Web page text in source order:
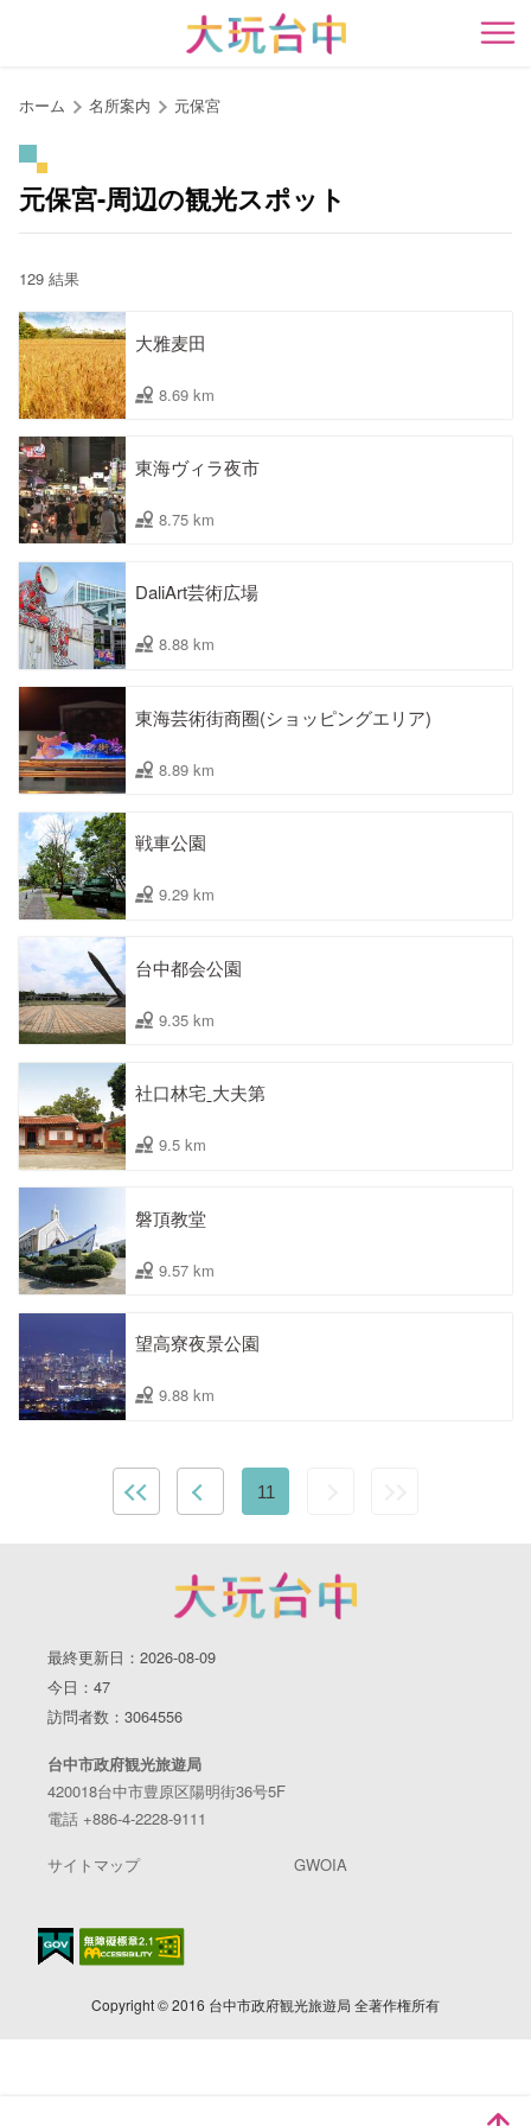
開
ホーム 名所案内 元保宮
元保宮-周辺の観光スポット
129 結果
大雅麦田
8.69 km
東海ヴィラ夜市
8.75 km
DaliArt芸術広場
8.88 km
東海芸術街商圈(ショッピングエリア)
8.89 km
戦車公園
9.29 km
台中都会公園
9.35 km
社口林宅ˍ大夫第
9.5 km
磐頂教堂
9.57 km
望高寮夜景公園
9.88 km
11
最終更新日：2026-08-09
今日：47
訪問者数：3064556
台中市政府観光旅遊局
420018台中市豊原区陽明街36号5F
電話 +886-4-2228-9111
サイトマップ GWOIA
Copyright © 2016 台中市政府観光旅遊局 全著作権所有